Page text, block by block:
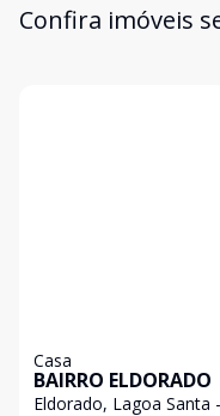
Confira imóveis
Casa
BAIRRO ELDORADO
Eldorado, Lagoa Santa